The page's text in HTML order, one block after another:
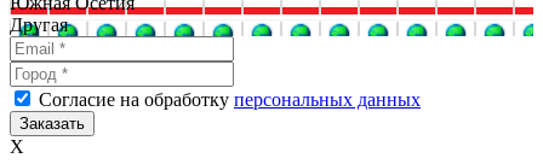
Другая
Согласие на обработку персональных данных
X